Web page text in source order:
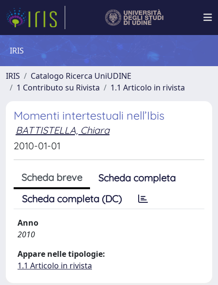
IRIS
IRIS
Catalogo Ricerca UniUDINE
1 Contributo su Rivista
1.1 Articolo in rivista
Momenti intertestuali nell’Ibis
BATTISTELLA, Chiara
2010-01-01
Scheda breve
Scheda completa
Scheda completa (DC)
Anno
2010
Appare nelle tipologie:
1.1 Articolo in rivista